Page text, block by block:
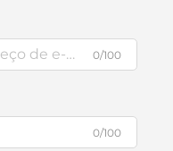
0/100
0/100